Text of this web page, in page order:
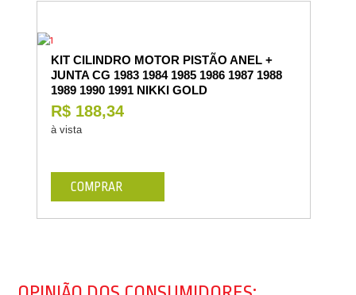
KIT CILINDRO MOTOR PISTÃO ANEL +
JUNTA CG 1983 1984 1985 1986 1987 1988
1989 1990 1991 NIKKI GOLD
R$ 188,34
à vista
COMPRAR